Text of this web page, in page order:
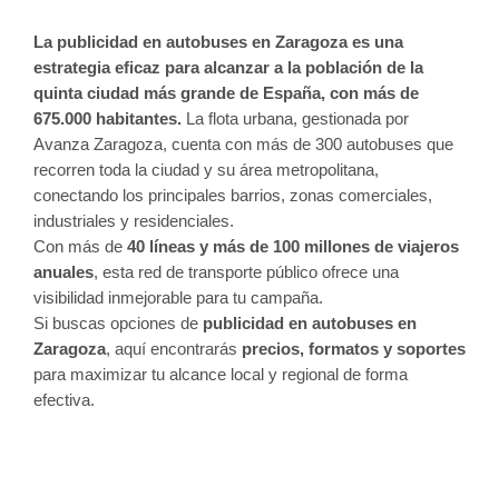
La publicidad en autobuses en Zaragoza es una
estrategia eficaz para alcanzar a la población de la
quinta ciudad más grande de España, con más de
675.000 habitantes. La flota urbana, gestionada por
Avanza Zaragoza, cuenta con más de 300 autobuses que
recorren toda la ciudad y su área metropolitana,
conectando los principales barrios, zonas comerciales,
industriales y residenciales.
Con más de 40 líneas y más de 100 millones de viajeros
anuales, esta red de transporte público ofrece una
visibilidad inmejorable para tu campaña.
Si buscas opciones de publicidad en autobuses en
Zaragoza, aquí encontrarás precios, formatos y soportes
para maximizar tu alcance local y regional de forma
efectiva.